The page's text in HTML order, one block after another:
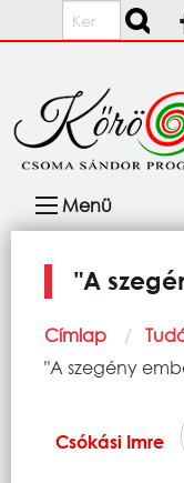
Ugrás a tartalomra
Keresés
navigáció
Menü
"A
Morzsa
Címlap
Current:
"A szegény
Csókási Imre